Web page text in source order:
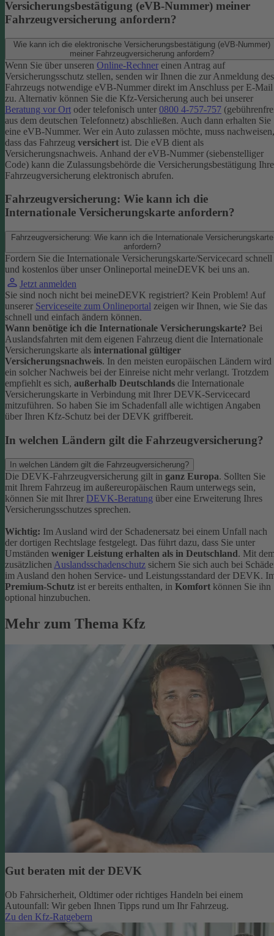
Versicherungsbestätigung (eVB-Nummer) meiner
Fahrzeugversicherung anfordern?
Wie kann ich die elektronische Versicherungsbestätigung (eVB-Nummer)
meiner Fahrzeugversicherung anfordern?
Wenn Sie über unseren Online-Rechner einen Antrag auf
Versicherungsschutz stellen, senden wir Ihnen die zur Anmeldung des
Fahrzeugs notwendige eVB-​Nummer direkt im Anschluss per E-Mail
zu. Alternativ können Sie die Kfz-​Versicherung auch bei unserer
Beratung vor Ort oder telefonisch unter 0800 4-​757-757
aus dem deutschen Telefonnetz) abschließen. Auch dann erhalten Sie
eine eVB-Nummer. Wer ein Auto zulassen möchte, muss nachweisen,
dass das Fahrzeug versichert ist. Die eVB dient als
Versicherungsnachweis. Anhand der eVB-Nummer (siebenstelliger
Code) kann die Zulassungsbehörde die Versicherungsbestätigung
Fahrzeugversicherung elektronisch abrufen.
Fahrzeugversicherung: Wie kann ich die
Internationale Versicherungskarte anfordern?
Fahrzeugversicherung: Wie kann ich die Internationale Versicherungskarte
anfordern?
Fordern Sie die Internationale Versicherungskarte/Servicecard schnell
und kostenlos über unser Onlineportal meineDEVK bei uns an.
Jetzt anmelden
Sie sind noch nicht bei meineDEVK registriert? Kein Problem! Auf
unserer Serviceseite zum Onlineportal zeigen wir Ihnen, wie Sie das
schnell und einfach ändern können.
Wann benötige ich die Internationale Versicherungskarte? Bei
Auslandsfahrten mit dem eigenen Fahrzeug dient die Internationale
Versicherungskarte als international gültiger
Versicherungsnachweis. In den meisten europäischen Ländern wird
ein solcher Nachweis bei der Einreise nicht mehr verlangt. Trotzdem
empfiehlt es sich, außerhalb Deutschlands die Internationale
Versicherungskarte in Verbindung mit Ihrer DEVK-Servicecard
mitzuführen. So haben Sie im Schadenfall alle wichtigen Angaben
über Ihren Kfz-Schutz bei der DEVK griffbereit.
In welchen Ländern gilt die Fahrzeugversicherung?
In welchen Ländern gilt die Fahrzeugversicherung?
Die DEVK-Fahrzeugversicherung gilt in ganz Europa. Sollten Sie
mit Ihrem Fahrzeug im außereuropäischen Raum unterwegs sein,
können Sie mit Ihrer DEVK-Beratung über eine Erweiterung Ihres
Versicherungsschutzes sprechen.
Wichtig: Im Ausland wird der Schadenersatz bei einem Unfall nach
der dortigen Rechtslage festgelegt. Das führt dazu, dass Sie unter
Umständen weniger Leistung erhalten als in Deutschland. Mit
zusätzlichenAuslandsschadenschutz sichern Sie sich auch bei
im Ausland den hohen Service- und Leistungsstandard der DEVK.
Premium-Schutz ist er bereits enthalten, in Komfort können Sie ihn
optional hinzubuchen.
Mehr zum Thema Kfz
Gut beraten mit der DEVK
Ob Fahrsicherheit, Oldtimer oder richtiges Handeln bei einem
Autounfall: Wir geben Ihnen Tipps rund um Ihr Fahrzeug.
Zu den Kfz-Ratgebern